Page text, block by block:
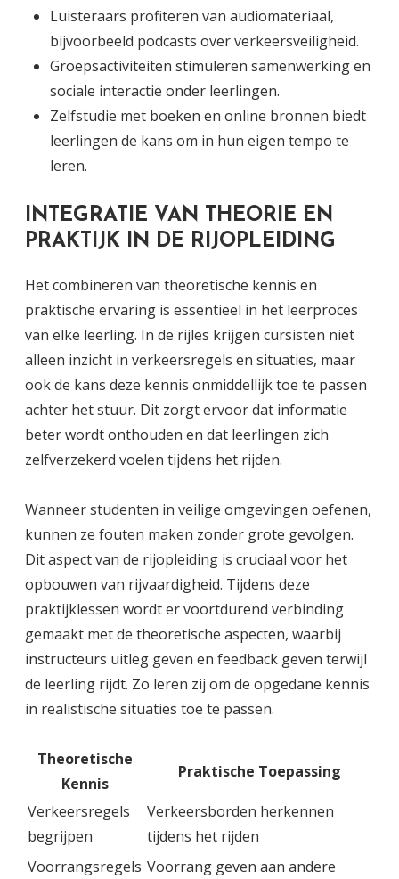
Luisteraars profiteren van audiomateriaal,
bijvoorbeeld podcasts over verkeersveiligheid.
Groepsactiviteiten stimuleren samenwerking en
sociale interactie onder leerlingen.
Zelfstudie met boeken en online bronnen biedt
leerlingen de kans om in hun eigen tempo te
leren.
INTEGRATIE VAN THEORIE EN
PRAKTIJK IN DE RIJOPLEIDING
Het combineren van theoretische kennis en
praktische ervaring is essentieel in het leerproces
van elke leerling. In de rijles krijgen cursisten niet
alleen inzicht in verkeersregels en situaties, maar
ook de kans deze kennis onmiddellijk toe te passen
achter het stuur. Dit zorgt ervoor dat informatie
beter wordt onthouden en dat leerlingen zich
zelfverzekerd voelen tijdens het rijden.
Wanneer studenten in veilige omgevingen oefenen,
kunnen ze fouten maken zonder grote gevolgen.
Dit aspect van de rijopleiding is cruciaal voor het
opbouwen van rijvaardigheid. Tijdens deze
praktijklessen wordt er voortdurend verbinding
gemaakt met de theoretische aspecten, waarbij
instructeurs uitleg geven en feedback geven terwijl
de leerling rijdt. Zo leren zij om de opgedane kennis
in realistische situaties toe te passen.
Theoretische
Kennis
Praktische Toepassing
Verkeersregels
begrijpen
Verkeersborden herkennen
tijdens het rijden
Voorrangsregels Voorrang geven aan andere